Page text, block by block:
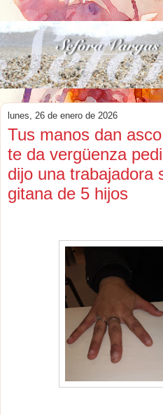
lunes, 26 de enero de 2026
Tus manos dan
te da vergüenza
dijo una trabajadora
gitana de 5 hijos